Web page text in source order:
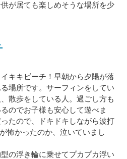
が居ても楽しめそうな場所を少
キキビーチ！早朝から夕陽が落
場所です。サーフィンをしてい
散歩をしている人。過ごし方も
のでお子様も安心して遊べま
たので、ドキドキしながら波打
怖かったのか、泣いていまし
の浮き輪に乗せてプカプカ浮い